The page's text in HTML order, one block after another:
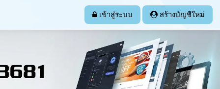
เข้าสู่ระบบ สร้างบัญชีใหม่